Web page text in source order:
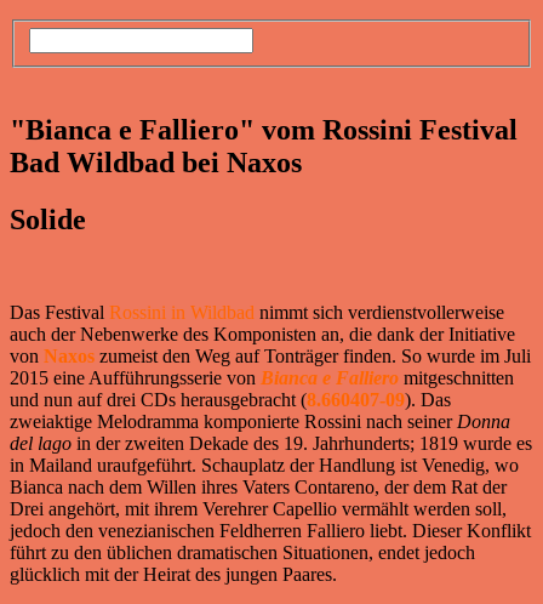
"Bianca e Falliero" vom Rossini Festival
Bad Wildbad bei Naxos
Solide
Das Festival Rossini in Wildbad nimmt sich verdienstvollerweise
auch der Nebenwerke des Komponisten an, die dank der Initiative
von Naxos zumeist den Weg auf Tonträger finden. So wurde im Juli
2015 eine Aufführungsserie von Bianca e Falliero mitgeschnitten
und nun auf drei CDs herausgebracht (8.660407-09). Das
zweiaktige Melodramma komponierte Rossini nach seiner Donna
del lago in der zweiten Dekade des 19. Jahrhunderts; 1819 wurde es
in Mailand uraufgeführt. Schauplatz der Handlung ist Venedig, wo
Bianca nach dem Willen ihres Vaters Contareno, der dem Rat der
Drei angehört, mit ihrem Verehrer Capellio vermählt werden soll,
jedoch den venezianischen Feldherren Falliero liebt. Dieser Konflikt
führt zu den üblichen dramatischen Situationen, endet jedoch
glücklich mit der Heirat des jungen Paares.